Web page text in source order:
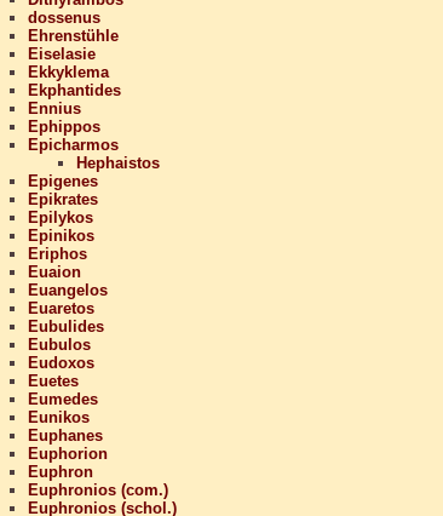
dossenus
Ehrenstühle
Eiselasie
Ekkyklema
Ekphantides
Ennius
Ephippos
Epicharmos
Hephaistos
Epigenes
Epikrates
Epilykos
Epinikos
Eriphos
Euaion
Euangelos
Euaretos
Eubulides
Eubulos
Eudoxos
Euetes
Eumedes
Eunikos
Euphanes
Euphorion
Euphron
Euphronios (com.)
Euphronios (schol.)